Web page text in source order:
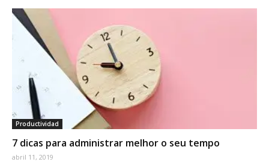
Productividad
7 dicas para administrar melhor o seu tempo
abril 11, 2019